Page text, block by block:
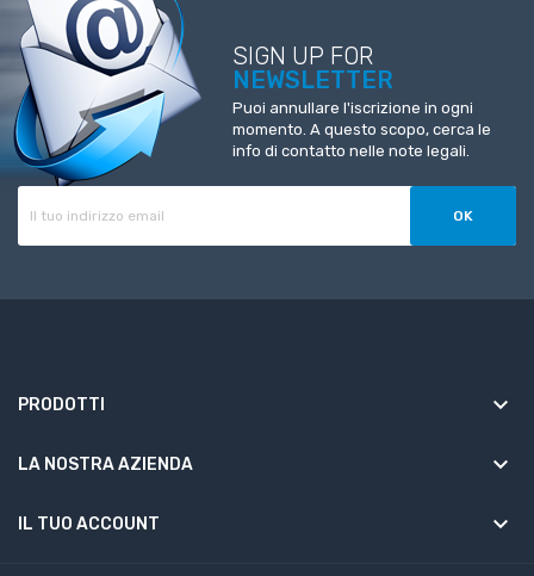
SIGN UP FOR
NEWSLETTER
Puoi annullare l'iscrizione in ogni
momento. A questo scopo, cerca le
info di contatto nelle note legali.
PRODOTTI keyboard_arrow_down
LA NOSTRA AZIENDA keyboard_arrow_down
IL TUO ACCOUNT 